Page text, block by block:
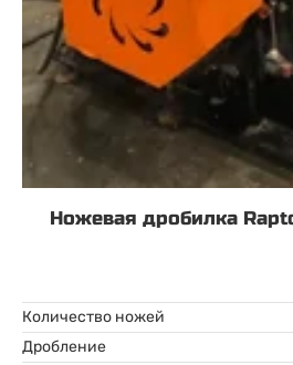
Ножевая дробилка
Количество ножей
Дробление